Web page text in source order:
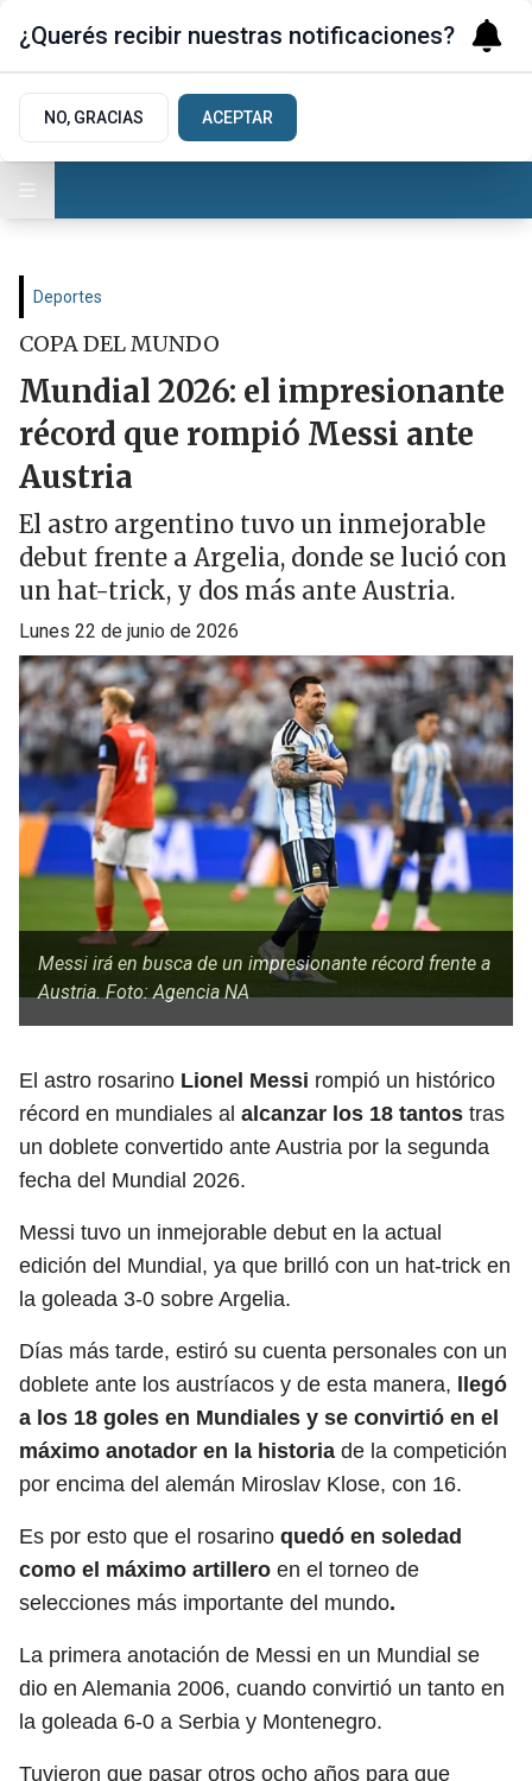
Deportes
COPA DEL MUNDO
Mundial 2026: el impresionante
récord que rompió Messi ante
Austria
El astro argentino tuvo un inmejorable
debut frente a Argelia, donde se lució con
un hat-trick, y dos más ante Austria.
lunes 22 de junio de 2026
Messi irá en busca de un impresionante récord frente a
Austria. Foto: Agencia NA
El astro rosarino Lionel Messi rompió un histórico
récord en mundiales al alcanzar los 18 tantos tras
un doblete convertido ante Austria por la segunda
fecha del Mundial 2026.
Messi tuvo un inmejorable debut en la actual
edición del Mundial, ya que brilló con un hat-trick en
la goleada 3-0 sobre Argelia.
Días más tarde, estiró su cuenta personales con un
doblete ante los austríacos y de esta manera,
llegó
a los 18 goles en Mundiales y se convirtió en el
máximo anotador en la historia de la competición
por encima del alemán Miroslav Klose, con 16.
Es por esto que el rosarino quedó en soledad
como el máximo artillero en el torneo de
selecciones más importante del mundo.
La primera anotación de Messi en un Mundial se
dio en Alemania 2006, cuando convirtió un tanto en
la goleada 6-0 a Serbia y Montenegro.
Tuvieron que pasar otros ocho años para que
¿Querés recibir nuestras notificaciones?
NO, GRACIAS ACEPTAR